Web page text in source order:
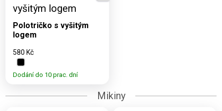
Dostupné varianty:
S, M, L, XL, XXL
Polotričko s vyšitým
logem
580 Kč
Dodání do 10 prac. dní
Mikiny